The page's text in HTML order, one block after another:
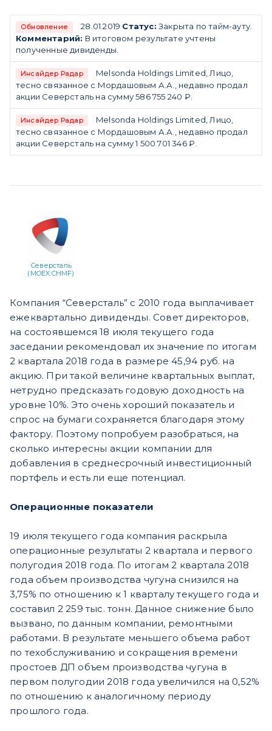
Обновление 28.01.2019 Статус: Закрыта по тайм-ауту.
Комментарий: В итоговом результате учтены
полученные дивиденды.
Инсайдер Радар
Melsonda Holdings Limited, Лицо,
тесно связанное с Мордашовым А.А., недавно продал
акции Северсталь на сумму 586 755 240 ₽.
Инсайдер Радар
Melsonda Holdings Limited, Лицо,
тесно связанное с Мордашовым А.А., недавно продал
акции Северсталь на сумму 1 500 701 346 ₽.
Северсталь
(MOEX:CHMF)
Компания “Северсталь” с 2010 года выплачивает
ежеквартально дивиденды. Совет директоров,
на состоявшемся 18 июля текущего года
заседании рекомендовал их значение по итогам
2 квартала 2018 года в размере 45,94 руб. на
акцию. При такой величине квартальных выплат,
нетрудно предсказать годовую доходность на
уровне 10%. Это очень хороший показатель и
спрос на бумаги сохраняется благодаря этому
фактору. Поэтому попробуем разобраться, на
сколько интересны акции компании для
добавления в среднесрочный инвестиционный
портфель и есть ли еще потенциал.
Операционные показатели
19 июля текущего года компания раскрыла
операционные результаты 2 квартала и первого
полугодия 2018 года. По итогам 2 квартала 2018
года объем производства чугуна снизился на
3,75% по отношению к 1 кварталу текущего года и
составил 2 259 тыс. тонн. Данное снижение было
вызвано, по данным компании, ремонтными
работами. В результате меньшего объема работ
по техобслуживанию и сокращения времени
простоев ДП объем производства чугуна в
первом полугодии 2018 года увеличился на 0,52%
по отношению к аналогичному периоду
прошлого года.